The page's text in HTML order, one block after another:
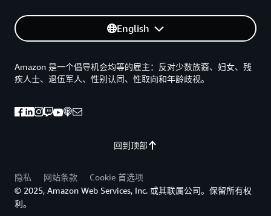
English
回到顶部
Amazon 是一个倡导机会均等的雇主：反对少数族裔、妇女、残
疾人士、退伍军人、性别认同、性取向和年龄歧视。
隐私 网站条款
Cookie 首选项
© 2025, Amazon Web Services, Inc. 或其联属公司。保留所有权
利。